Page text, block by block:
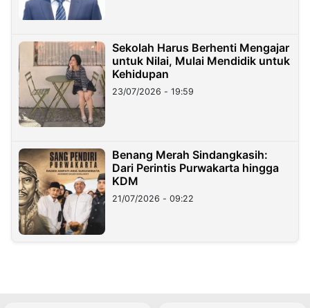
Sekolah Harus Berhenti Mengajar
untuk Nilai, Mulai Mendidik untuk
Kehidupan
23/07/2026 - 19:59
Benang Merah Sindangkasih:
Dari Perintis Purwakarta hingga
KDM
21/07/2026 - 09:22